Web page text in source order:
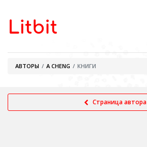
АВТОРЫ A CHENG КНИГИ
Страница автора